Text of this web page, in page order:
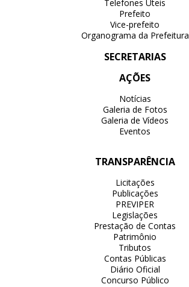
Telefones Úteis
Prefeito
Vice-prefeito
Organograma da Prefeitura
SECRETARIAS
AÇÕES
Notícias
Galeria de Fotos
Galeria de Vídeos
Eventos
TRANSPARÊNCIA
Licitações
Publicações
PREVIPER
Legislações
Prestação de Contas
Patrimônio
Tributos
Contas Públicas
Diário Oficial
Concurso Público